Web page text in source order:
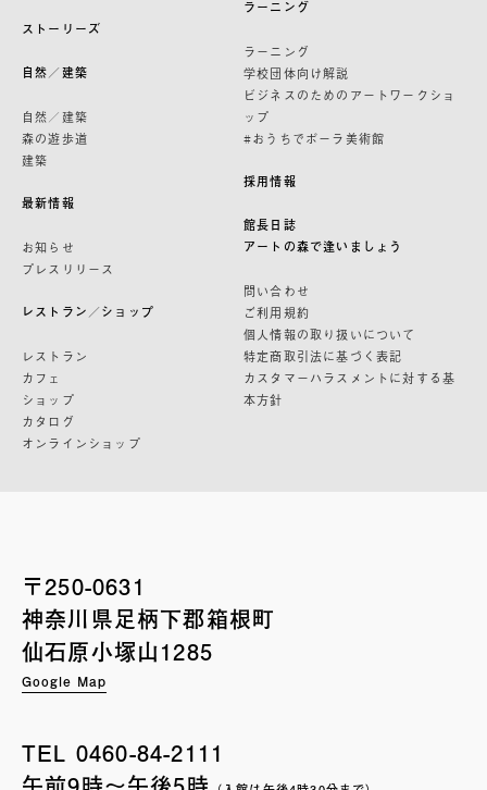
ストーリーズ
自然／建築
自然／建築
森の遊歩道
建築
最新情報
お知らせ
プレスリリース
レストラン／ショップ
レストラン
カフェ
ショップ
カタログ
オンラインショップ
ラーニング
ラーニング
学校団体向け解説
ビジネスのためのアートワークショ
ップ
#おうちでポーラ美術館
採用情報
館長日誌
アートの森で逢いましょう
問い合わせ
ご利用規約
個人情報の取り扱いについて
特定商取引法に基づく表記
カスタマーハラスメントに対する基
本方針
〒250-0631
神奈川県足柄下郡箱根町
仙石原小塚山1285
Google Map
TEL 0460-84-2111